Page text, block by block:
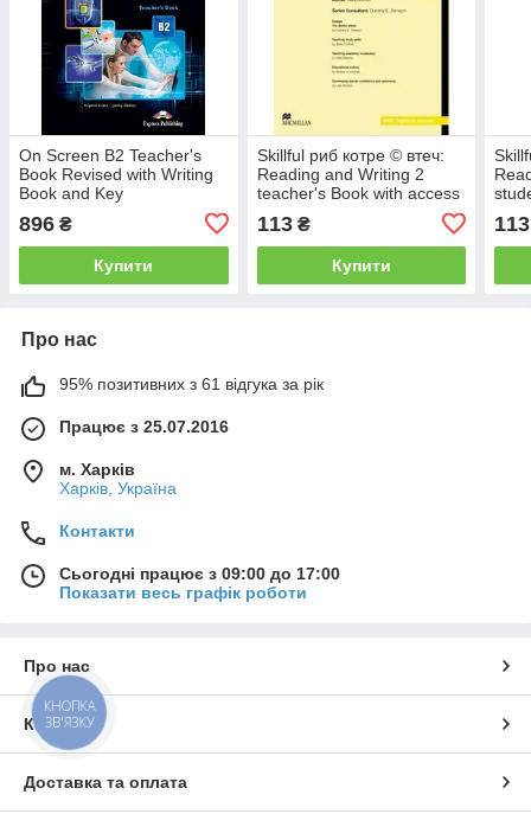
On Screen B2 Teacher's
Book Revised with Writing
Book and Key
896 ₴
Купити
Skillful риб котре © втеч:
Reading and Writing 2
teacher's Book with access
113₴
Купити
113
Про нас
95% позитивних з 61 відгука за рік
Працює з 25.07.2016
м. Харків
Харків, Україна
Контакти
Сьогодні працює з 09:00 до 17:00
Показати весь графік роботи
Про нас
Контакти
Доставка та оплата
КНОПКА
ЗВ'ЯЗКУ